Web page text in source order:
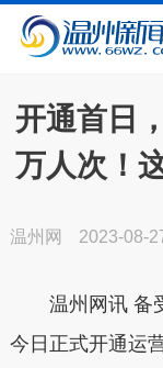
开通首日
万人次！
温州网 2023-08-
温州网讯 备受
今日正式开通运